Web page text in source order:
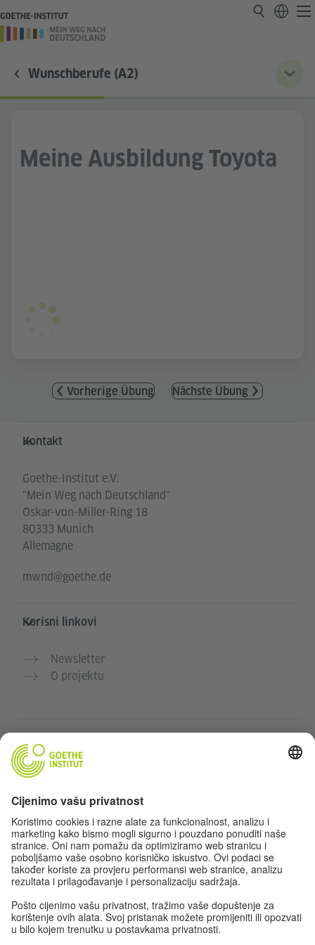
Wunschberufe (A2)
Meine Ausbildung Toyota
Vorherige Übung Nächste Übung
Service- und Informationsbereich
Kontakt
Goethe-Institut e.V.
"Mein Weg nach Deutschland"
Oskar-von-Miller-Ring 18
80333 Munich
Allemagne
mwnd@goethe.de
Korisni linkovi
Newsletter
O projektu
Kurse njemačkog jezika Goethe-Instituta
Portal za nastavnike „Deutschstunde“
Privatnost i pristupačnost
Postavke privatnosti